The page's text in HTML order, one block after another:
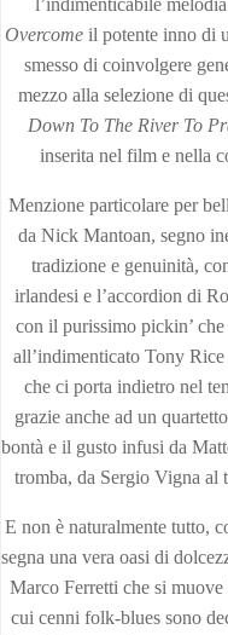
l’indimenticabile
Overcome il potente inno di
smesso di coinvolgere
mezzo alla selezione di
Down To The River To
inserita nel film e nella
Menzione particolare per
da Nick Mantoan, segno
tradizione e genuinità,
irlandesi e l’accordion di
con il purissimo pickin’
all’indimenticato Tony Rice
che ci porta indietro nel
grazie anche ad un
bontà e il gusto infusi da
tromba, da Sergio Vigna al
E non è naturalmente tutto,
segna una vera oasi di
Marco Ferretti che si
cui cenni folk-blues sono